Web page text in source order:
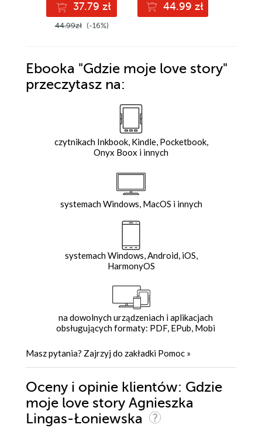
37.79 zł
44.99zł (-16%)
44.99 zł
Ebooka "Gdzie moje love story"
przeczytasz na:
czytnikach Inkbook, Kindle, Pocketbook,
Onyx Boox i innych
systemach Windows, MacOS i innych
systemach Windows, Android, iOS,
HarmonyOS
na dowolnych urządzeniach i aplikacjach
obsługujących formaty: PDF, EPub, Mobi
Masz pytania? Zajrzyj do zakładki Pomoc »
Oceny i opinie klientów: Gdzie
moje love story Agnieszka
Lingas-Łoniewska